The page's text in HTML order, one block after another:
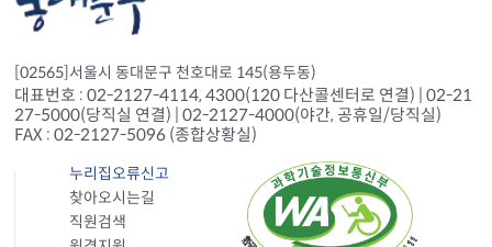
[02565]서울시 동대문구 천호대로 145(용두동)
대표번호 : 02-2127-4114, 4300(120 다산콜센터로 연결) | 02-21
27-5000(당직실 연결) | 02-2127-4000(야간, 공휴일/당직실)
FAX : 02-2127-5096 (종합상황실)
누리집오류신고
찾아오시는길
직원검색